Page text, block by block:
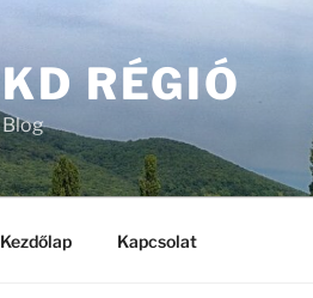
KD RÉGIÓ
Blog
Kezdőlap Kapcsolat